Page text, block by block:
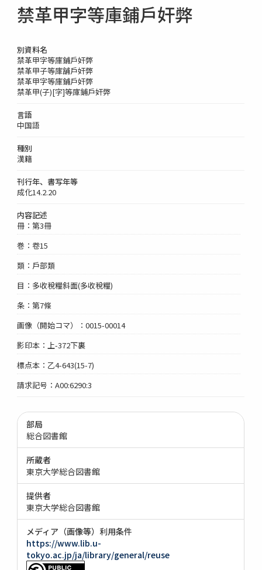
禁革甲字等庫鋪戶奸弊
別資料名
禁革甲字等庫鋪戶奸弊
禁革甲子等庫舗戶奸弊
禁革甲字等庫鋪戶奸弊
禁革甲(子)[字]等庫鋪戶奸弊
言語
中国語
種別
漢籍
刊行年、書写年等
成化14.2.20
内容記述
冊：第3冊
巻：卷15
類：戶部類
目：多收稅糧斜面(多收稅糧)
条：第7條
画像（開始コマ）：0015-00014
影印本：上-372下裏
標点本：乙4-643(15-7)
請求記号：A00:6290:3
部局
総合図書館
所蔵者
東京大学総合図書館
提供者
東京大学総合図書館
メディア（画像等）利用条件
https://www.lib.u-
tokyo.ac.jp/ja/library/general/reuse